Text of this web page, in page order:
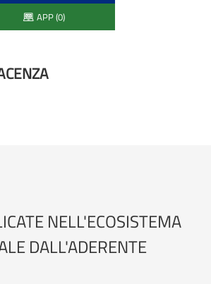
APP (0)
NELL'ECOSISTEMA
DALL'ADERENTE